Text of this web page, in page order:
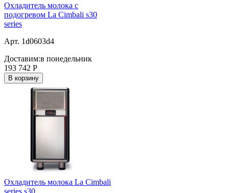
Охладитель молока с
подогревом La Cimbali s30
series
Арт. 1d0603d4
Доставим:в понедельник
193 742 Р
В корзину
Охладитель молока La Cimbali
series s30